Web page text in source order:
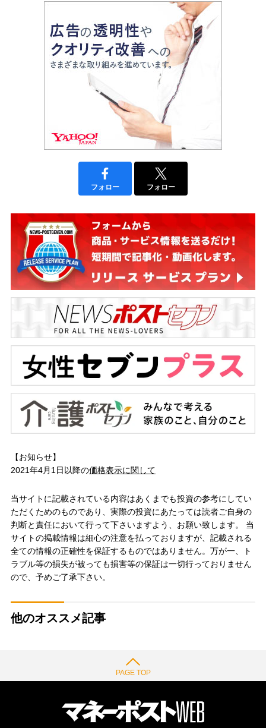
フォロー フォロー
【お知らせ】
2021年4月1日以降の価格表示に関して
当サイトに記載されている内容はあくまでも投資の参考にしてい
ただくためのものであり、実際の投資にあたっては読者ご自身の
判断と責任において行って下さいますよう、お願い致します。 当
サイトの掲載情報は細心の注意を払っておりますが、記載される
全ての情報の正確性を保証するものではありません。万が一、ト
ラブル等の損失が被っても損害等の保証は一切行っておりません
ので、予めご了承下さい。
他のオススメ記事
PAGE TOP